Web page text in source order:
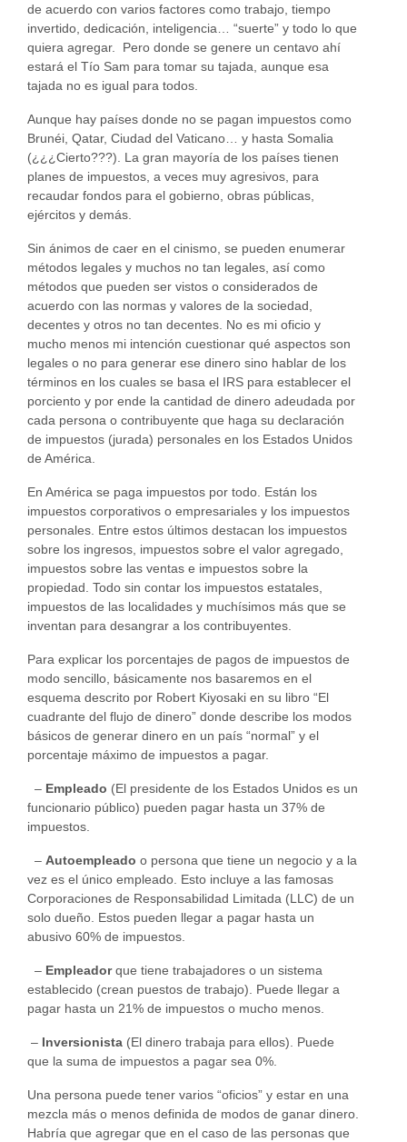
de acuerdo con varios factores como trabajo, tiempo
invertido, dedicación, inteligencia… “suerte” y todo lo que
quiera agregar. Pero donde se genere un centavo ahí
estará el Tío Sam para tomar su tajada, aunque esa
tajada no es igual para todos.
Aunque hay países donde no se pagan impuestos como
Brunéi, Qatar, Ciudad del Vaticano… y hasta Somalia
(¿¿¿Cierto???). La gran mayoría de los países tienen
planes de impuestos, a veces muy agresivos, para
recaudar fondos para el gobierno, obras públicas,
ejércitos y demás.
Sin ánimos de caer en el cinismo, se pueden enumerar
métodos legales y muchos no tan legales, así como
métodos que pueden ser vistos o considerados de
acuerdo con las normas y valores de la sociedad,
decentes y otros no tan decentes. No es mi oficio y
mucho menos mi intención cuestionar qué aspectos son
legales o no para generar ese dinero sino hablar de los
términos en los cuales se basa el IRS para establecer el
porciento y por ende la cantidad de dinero adeudada por
cada persona o contribuyente que haga su declaración
de impuestos (jurada) personales en los Estados Unidos
de América.
En América se paga impuestos por todo. Están los
impuestos corporativos o empresariales y los impuestos
personales. Entre estos últimos destacan los impuestos
sobre los ingresos, impuestos sobre el valor agregado,
impuestos sobre las ventas e impuestos sobre la
propiedad. Todo sin contar los impuestos estatales,
impuestos de las localidades y muchísimos más que se
inventan para desangrar a los contribuyentes.
Para explicar los porcentajes de pagos de impuestos de
modo sencillo, básicamente nos basaremos en el
esquema descrito por Robert Kiyosaki en su libro “El
cuadrante del flujo de dinero” donde describe los modos
básicos de generar dinero en un país “normal” y el
porcentaje máximo de impuestos a pagar.
– Empleado (El presidente de los Estados Unidos es un
funcionario público) pueden pagar hasta un 37% de
impuestos.
– Autoempleado o persona que tiene un negocio y a la
vez es el único empleado. Esto incluye a las famosas
Corporaciones de Responsabilidad Limitada (LLC) de un
solo dueño. Estos pueden llegar a pagar hasta un
abusivo 60% de impuestos.
– Empleadorque tiene trabajadores o un sistema
establecido (crean puestos de trabajo). Puede llegar a
pagar hasta un 21% de impuestos o mucho menos.
– Inversionista (El dinero trabaja para ellos). Puede
que la suma de impuestos a pagar sea 0%.
Una persona puede tener varios “oficios” y estar en una
mezcla más o menos definida de modos de ganar dinero.
Habría que agregar que en el caso de las personas que